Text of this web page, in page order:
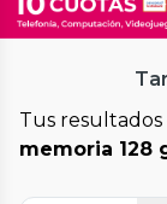
Tus
memoria 128